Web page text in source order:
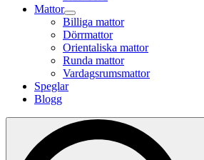
Mattor
Billiga mattor
Dörrmattor
Orientaliska mattor
Runda mattor
Vardagsrumsmattor
Speglar
Blogg